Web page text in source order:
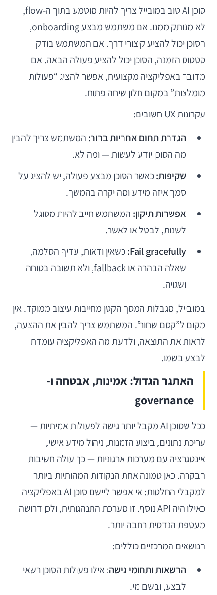
סוכן AI טוב במובייל צריך להיות מוטמע בתוך ה-flow,
לא מנותק ממנו. אם משתמש מבצע onboarding,
הסוכן יכול להציע קיצורי דרך. אם המשתמש בודק
סטטוס הזמנה, הסוכן יכול להציע פעולה הבאה. אם
מדובר באפליקציה מקצועית, אפשר להציג “פעולות
מומלצות” במקום חלון שיחה פתוח.
עקרונות UX חשובים:
הגדרת תחום אחריות ברור: המשתמש צריך להבין
מה הסוכן יודע לעשות — ומה לא.
שקיפות:כאשר הסוכן מבצע פעולה, יש להציג על
סמך איזה מידע ומה יקרה בהמשך.
אפשרות תיקון: המשתמש חייב להיות מסוגל
לשנות, לבטל או לאשר.
Fail gracefully: כשאין ודאות, עדיף הסלמה,
שאלה הבהרה או fallback, ולא תשובה בטוחה
ושגויה.
במובייל, מגבלות המסך הקטן מחייבות עיצוב ממוקד. אין
מקום ל”קסם שחור”. המשתמש צריך להבין את ההצעה,
לראות את התוצאה, ולדעת מה האפליקציה עומדת
לבצע בשמו.
האתגר הגדול: אמינות, אבטחה ו-
governance
ככל שסוכן AI מקבל יותר גישה לפעולות אמיתיות —
עריכת נתונים, ביצוע הזמנות, ניהול מידע אישי,
אינטגרציה עם מערכות ארגוניות — כך עולה חשיבות
הבקרה. כאן טמונה אחת הנקודות המהותיות ביותר
למקבלי החלטות: אי אפשר ליישם סוכן AI באפליקציה
כאילו היה API נוסף. זו מערכת התנהגותית, ולכן דרושה
מעטפת הנדסית רחבה יותר.
הנושאים המרכזיים כוללים:
הרשאות ותחומי גישה:אילו פעולות הסוכן רשאי
לבצע, ובשם מי.